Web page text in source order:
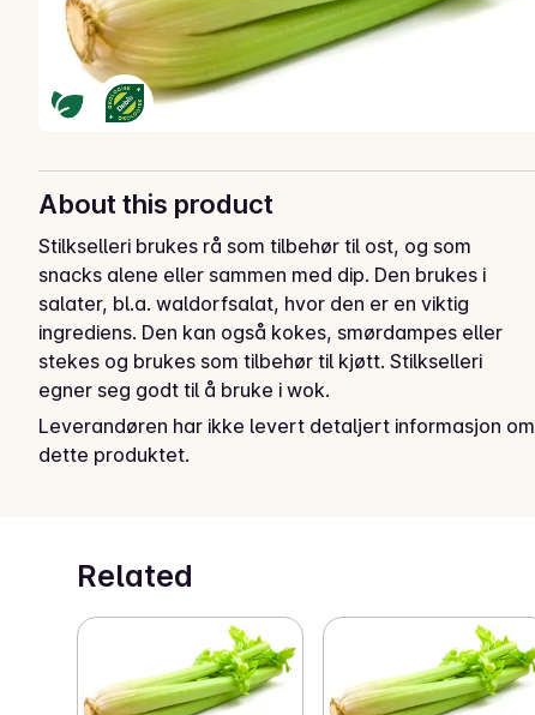
About this product
Stilkselleri brukes rå som tilbehør til ost, og som
snacks alene eller sammen med dip. Den brukes i
salater, bl.a. waldorfsalat, hvor den er en viktig
ingrediens. Den kan også kokes, smørdampes eller
stekes og brukes som tilbehør til kjøtt. Stilkselleri
egner seg godt til å bruke i wok.
Leverandøren har ikke levert detaljert informasjon om
dette produktet.
Related